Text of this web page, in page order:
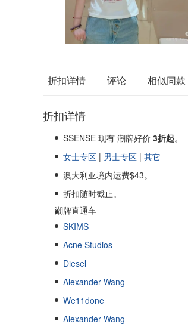
折扣详情 评论 相似同款
折扣详情
SSENSE 现有 潮牌好价 3折起。
女士专区 | 男士专区 | 其它
澳大利亚境内运费$43。
折扣随时截止。
潮牌直通车
SKIMS
Acne Studios
Diesel
Alexander Wang
We11done
Alexander Wang